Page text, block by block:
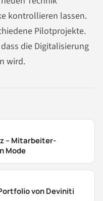
kontrollieren lassen.
Pilotprojekte.
die Digitalisierung
wird.
– Mitarbeiter-
Mode
von Deviniti